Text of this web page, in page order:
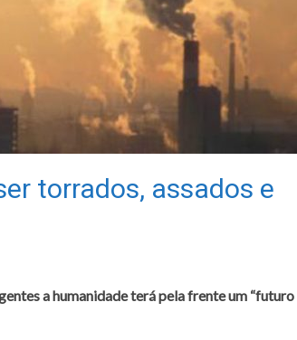
torrados, assados e
a humanidade terá pela frente um “futuro